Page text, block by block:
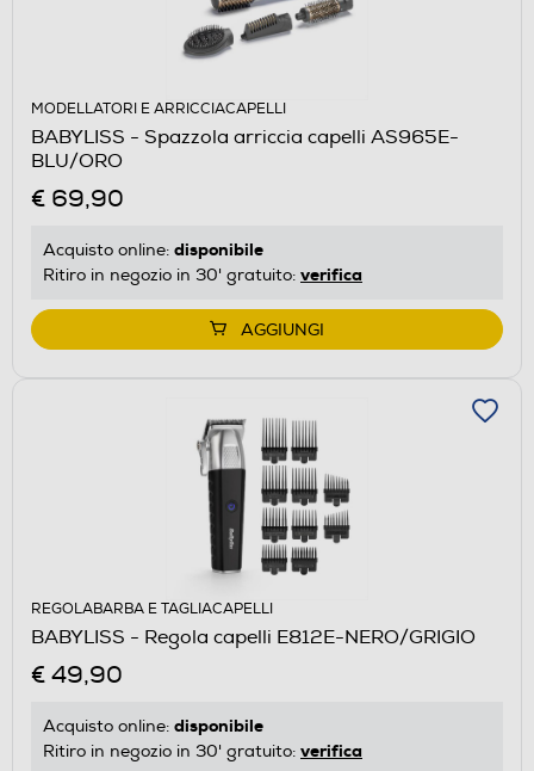
MODELLATORI E ARRICCIACAPELLI
BABYLISS - Spazzola arriccia capelli AS965E-
BLU/ORO
€ 69,90
Acquisto online: disponibile
Ritiro in negozio in 30' gratuito: verifica
AGGIUNGI
REGOLABARBA E TAGLIACAPELLI
BABYLISS - Regola capelli E812E-NERO/GRIGIO
€ 49,90
Acquisto online: disponibile
Ritiro in negozio in 30' gratuito: verifica